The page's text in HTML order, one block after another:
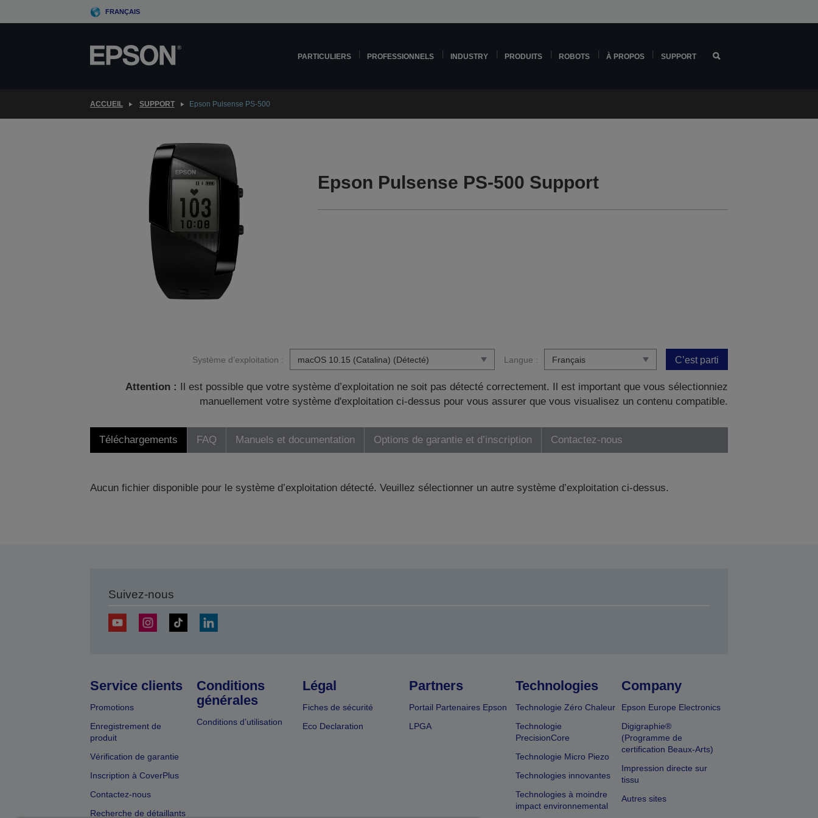
to
FRANÇAIS
PARTICULIERS PROFESSIONNELS INDUSTRY PRODUITS ROBOTS À PROPOS SUPPORT
ACCUEIL SUPPORT Epson Pulsense PS-500
Epson Pulsense PS-500 Support
Système d’exploitation : Langue : C’est parti
Attention :
Il est possible que votre système d’exploitation ne soit pas détecté correctement. Il est important que vous sélectionniez
manuellement votre système d'exploitation ci-dessus pour vous assurer que vous visualisez un contenu compatible.
Téléchargements FAQ Manuels et documentation Options de garantie et d’inscription Contactez-nous
Aucun fichier disponible pour le système d’exploitation détecté. Veuillez sélectionner un autre système d’exploitation ci-dessus.
Suivez-nous
Service clients
Promotions
Enregistrement de
produit
Vérification de garantie
Inscription à CoverPlus
Contactez-nous
Recherche de détaillants
Conditions
générales
Conditions d’utilisation
Légal
Fiches de sécurité
Eco Declaration
Partners
Portail Partenaires Epson
LPGA
Technologies
Technologie Zéro Chaleur
Technologie
PrecisionCore
Technologie Micro Piezo
Technologies innovantes
Technologies à moindre
impact environnemental
Company
Epson Europe Electronics
Digigraphie®
(Programme de
certification Beaux-Arts)
Impression directe sur
tissu
Autres sites